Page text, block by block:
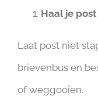
Haal je
Laat post niet
brievenbus en
of weggooien.